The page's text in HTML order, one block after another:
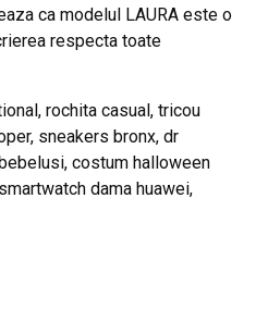
ca modelul LAURA este o
respecta toate
rochita casual, tricou
sneakers bronx, dr
costum halloween
dama huawei,